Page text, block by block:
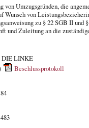
Umzugsgründen, die
von
zu § 22 SGB II und
und Zuleitung an die
DIE LINKE
Beschlussprotokoll